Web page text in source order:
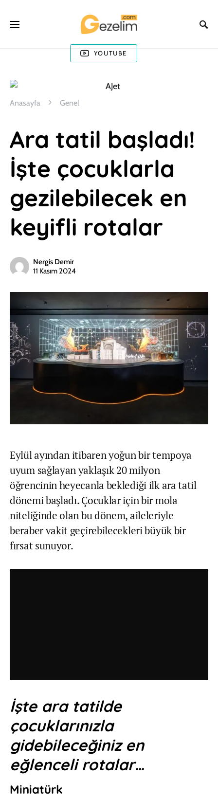
YOUTUBE
Anasayfa Genel
Ara tatil başladı!
İşte çocuklarla
gezilebilecek en
keyifli rotalar
Nergis Demir
11 Kasım 2024
Eylül ayından itibaren yoğun bir tempoya
uyum sağlayan yaklaşık 20 milyon
öğrencinin heyecanla beklediği ilk ara tatil
dönemi başladı. Çocuklar için bir mola
niteliğinde olan bu dönem, aileleriyle
beraber vakit geçirebilecekleri büyük bir
fırsat sunuyor.
İşte ara tatilde
çocuklarınızla
gidebileceğiniz en
eğlenceli rotalar…
Miniatürk